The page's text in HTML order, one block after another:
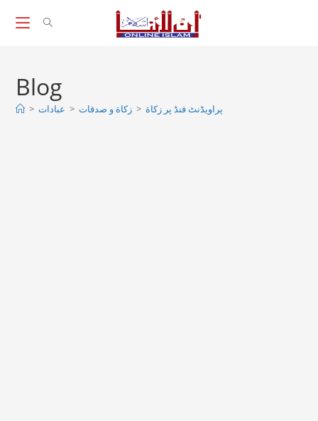
Blog
> عبادات > زکاة و صدقات > پراویڈنٹ فنڈ پر زكاة